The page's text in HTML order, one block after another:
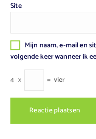
Site
Mijn naam, e-mail en
volgende keer wanneer ik
4 × = vier